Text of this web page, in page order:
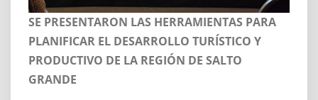
SE PRESENTARON LAS HERRAMIENTAS PARA
PLANIFICAR EL DESARROLLO TURÍSTICO Y
PRODUCTIVO DE LA REGIÓN DE SALTO
GRANDE